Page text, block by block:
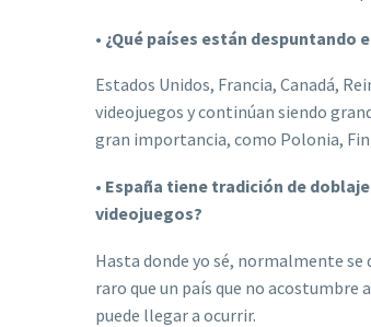
• ¿Qué países están
Estados Unidos, Francia, Canadá,
videojuegos y continúan siendo
gran importancia, como Polonia,
• España tiene tradición de
videojuegos?
Hasta donde yo sé, normalmente
raro que un país que no acostumbre
puede llegar a ocurrir.